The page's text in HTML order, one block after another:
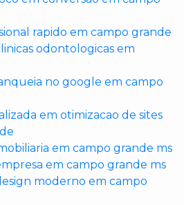
rapido em campo grande
odontologicas em
no google em campo
em otimizacao de sites
em campo grande ms
em campo grande ms
moderno em campo